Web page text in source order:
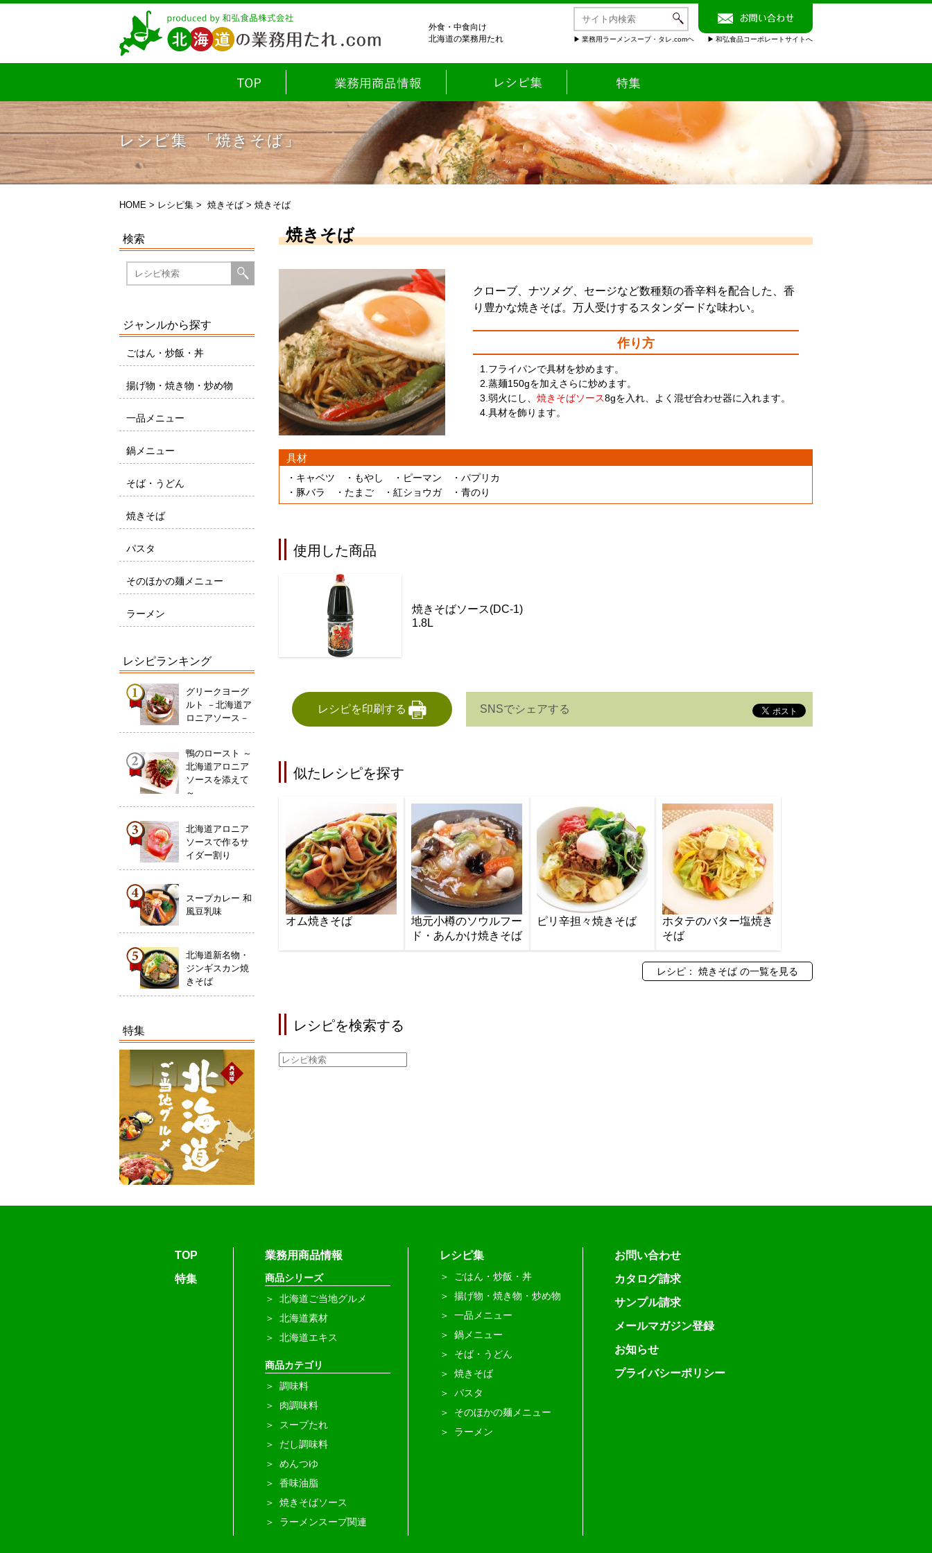
外食・中食向け
北海道の業務用たれ
業務用ラーメンスープ・タレ.comヘ 和弘食品コーポレートサイトへ
レシピ集 「焼きそば」
HOME > レシピ集 > 焼きそば > 焼きそば
焼きそば
クローブ、ナツメグ、セージなど数種類の香辛料を配合した、香
り豊かな焼きそば。万人受けするスタンダードな味わい。
作り方
1.フライパンで具材を炒めます。
2.蒸麺150gを加えさらに炒めます。
3.弱火にし、 焼きそばソース8gを入れ、よく混ぜ合わせ器に入れます。
4.具材を飾ります。
具材
・キャベツ ・もやし ・ピーマン ・パプリカ
・豚バラ ・たまご ・紅ショウガ ・青のり
使用した商品
焼きそばソース(DC-1)
1.8L
レシピを印刷する SNSでシェアする
似たレシピを探す
オム焼きそば
地元小樽のソウルフー
ド・あんかけ焼きそば
ピリ辛担々焼きそば
ホタテのバター塩焼き
そば
レシピ： 焼きそば の一覧を見る
レシピを検索する
検索
ジャンルから探す
ごはん・炒飯・丼
揚げ物・焼き物・炒め物
一品メニュー
鍋メニュー
そば・うどん
焼きそば
パスタ
そのほかの麺メニュー
ラーメン
レシピランキング
グリークヨーグ
ルト －北海道ア
ロニアソース－
鴨のロースト ～
北海道アロニア
ソースを添えて
～
北海道アロニア
ソースで作るサ
イダー割り
スープカレー 和
風豆乳味
北海道新名物・
ジンギスカン焼
きそば
特集
TOP
特集
業務用商品情報
商品シリーズ
北海道ご当地グルメ
北海道素材
北海道エキス
商品カテゴリ
調味料
肉調味料
スープたれ
だし調味料
めんつゆ
香味油脂
焼きそばソース
ラーメンスープ関連
レシピ集
ごはん・炒飯・丼
揚げ物・焼き物・炒め物
一品メニュー
鍋メニュー
そば・うどん
焼きそば
パスタ
そのほかの麺メニュー
ラーメン
お問い合わせ
カタログ請求
サンプル請求
メールマガジン登録
お知らせ
プライバシーポリシー